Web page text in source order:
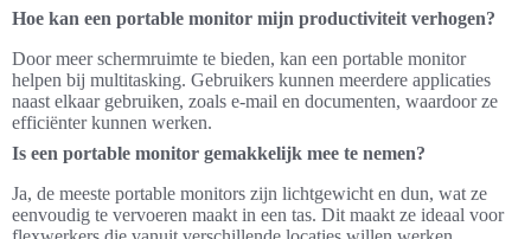
Hoe kan een portable monitor mijn productiviteit verhogen?
Door meer schermruimte te bieden, kan een portable monitor
helpen bij multitasking. Gebruikers kunnen meerdere applicaties
naast elkaar gebruiken, zoals e-mail en documenten, waardoor ze
efficiënter kunnen werken.
Is een portable monitor gemakkelijk mee te nemen?
Ja, de meeste portable monitors zijn lichtgewicht en dun, wat ze
eenvoudig te vervoeren maakt in een tas. Dit maakt ze ideaal voor